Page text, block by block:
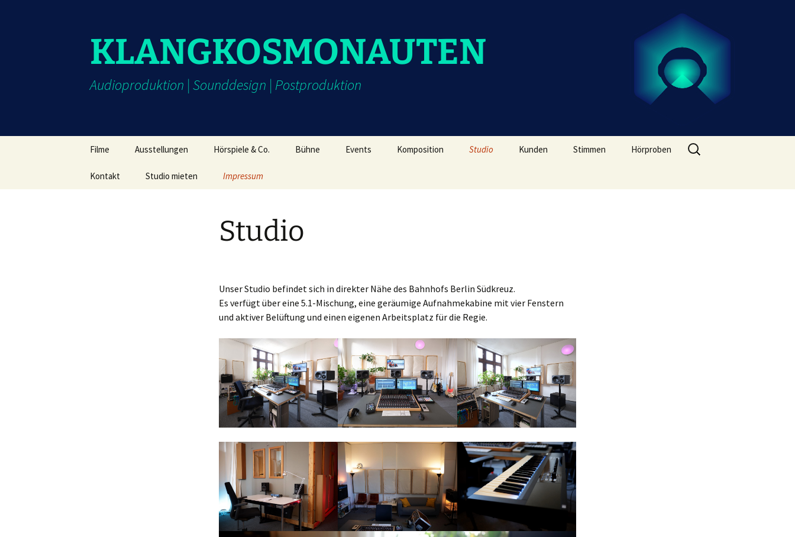
KLANGKOSMONAUTEN
Audioproduktion | Sounddesign | Postproduktion
Filme Ausstellungen Hörspiele & Co. Bühne Events Komposition Studio Kunden Stimmen Hörproben
Kontakt Studio mieten Impressum
—
Suchen
nach:
Studio
Unser Studio befindet sich in direkter Nähe des Bahnhofs Berlin Südkreuz.
Es verfügt über eine 5.1-Mischung, eine geräumige Aufnahmekabine mit vier Fenstern
und aktiver Belüftung und einen eigenen Arbeitsplatz für die Regie.